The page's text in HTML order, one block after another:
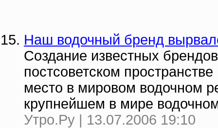
Наш водочный бренд
Создание известных
постсоветском
место в мировом водочном
крупнейшем в мире
Утро.Ру | 13.07.2006 19:10